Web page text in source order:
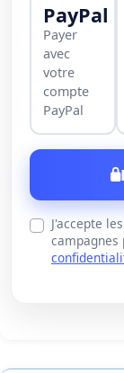
PayPal
Payer
avec
votre
compte
PayPal
J'accepte les